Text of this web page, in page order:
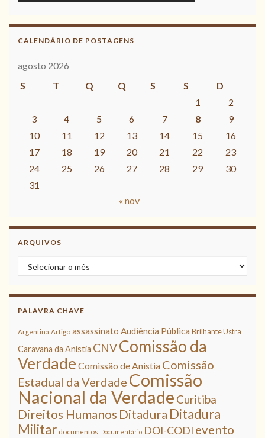
CALENDÁRIO DE POSTAGENS
agosto 2026
S
T Q Q S S
D
1
2
3
4 5 6 7 8
9
10
11 12 13 14 15
16
17
18 19 20 21 22
23
24
25 26 27 28 29
30
31
« nov
ARQUIVOS
Arquivos
PALAVRA CHAVE
Argentina Artigo assassinato Audiência Pública Brilhante Ustra
Caravana da Anistia CNVComissão da
Verdade Comissão de Anistia Comissão
Estadual da Verdade Comissão
Nacional da Verdade Curitiba
Direitos Humanos Ditadura Ditadura
Militar documentos Documentário DOI-CODI evento